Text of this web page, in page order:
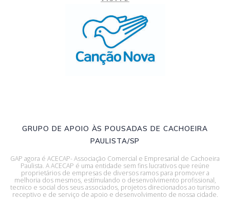
GRUPO DE APOIO ÀS POUSADAS DE CACHOEIRA
PAULISTA/SP
GAP agora é ACECAP- Associação Comercial e Empresarial de Cachoeira
Paulista. A ACECAP é uma entidade sem fins lucrativos que reúne
proprietários de empresas de diversos ramos para promover a
melhoria dos mesmos, estímulando o desenvolvimento profissional,
tecnico e social dos seus associados, projetos direcionados ao turismo
receptivo e de serviço de apoio e desenvolvimento de nossa cidade.